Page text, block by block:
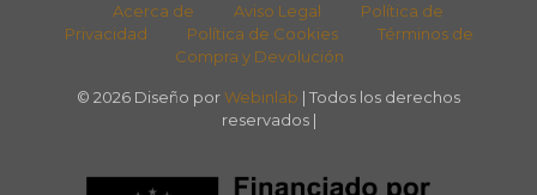
Acerca de Aviso Legal
Política de
Privacidad
Política de Cookies
Términos de
Compra y Devolución
© 2026 Diseño por Webinlab | Todos los derechos
reservados |